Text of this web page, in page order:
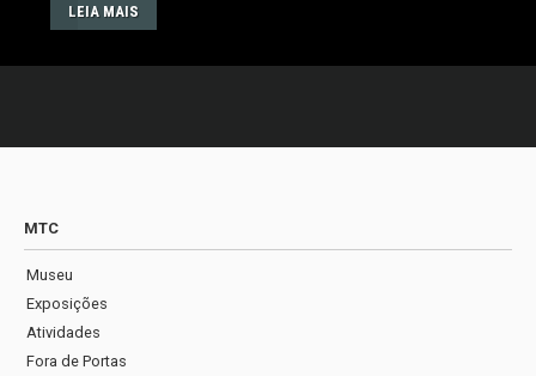
LEIA MAIS
MTC
Museu
Exposições
Atividades
Fora de Portas